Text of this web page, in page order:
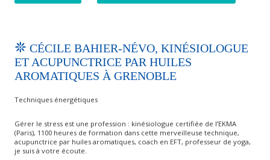
CÉCILE BAHIER-NÉVO, KINÉSIOLOGUE
ET ACUPUNCTRICE PAR HUILES
AROMATIQUES À GRENOBLE
Techniques énergétiques
Gérer le stress est une profession : kinésiologue certifiée de l’EKMA
(Paris), 1100 heures de formation dans cette merveilleuse technique,
acupunctrice par huiles aromatiques, coach en EFT, professeur de yoga,
je suis à votre écoute.